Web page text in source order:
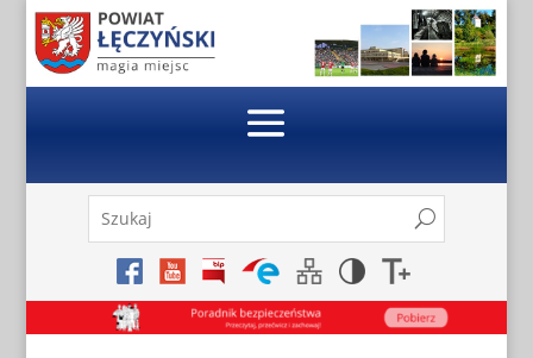
Skip
content
for...